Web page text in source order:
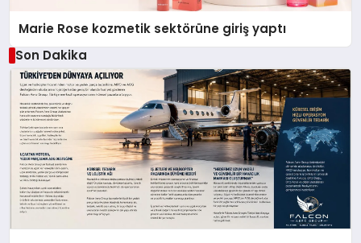
Marie Rose kozmetik sektörüne giriş yaptı
Son Dakika